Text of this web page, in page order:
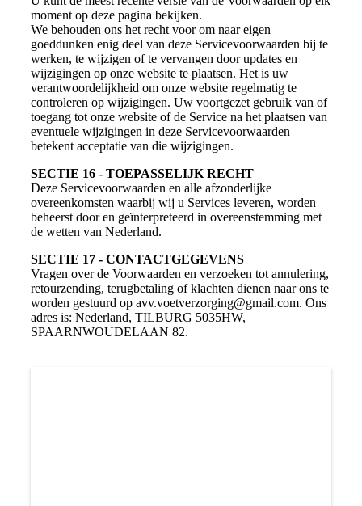
moment op deze pagina bekijken.
We behouden ons het recht voor om naar eigen
goeddunken enig deel van deze Servicevoorwaarden bij te
werken, te wijzigen of te vervangen door updates en
wijzigingen op onze website te plaatsen. Het is uw
verantwoordelijkheid om onze website regelmatig te
controleren op wijzigingen. Uw voortgezet gebruik van of
toegang tot onze website of de Service na het plaatsen van
eventuele wijzigingen in deze Servicevoorwaarden
betekent acceptatie van die wijzigingen.
SECTIE 16 - TOEPASSELIJK RECHT
Deze Servicevoorwaarden en alle afzonderlijke
overeenkomsten waarbij wij u Services leveren, worden
beheerst door en geïnterpreteerd in overeenstemming met
de wetten van Nederland.
SECTIE 17 - CONTACTGEGEVENS
Vragen over de Voorwaarden en verzoeken tot annulering,
retourzending, terugbetaling of klachten dienen naar ons te
worden gestuurd op avv.voetverzorging@gmail.com. Ons
adres is: Nederland, TILBURG 5035HW,
SPAARNWOUDELAAN 82.